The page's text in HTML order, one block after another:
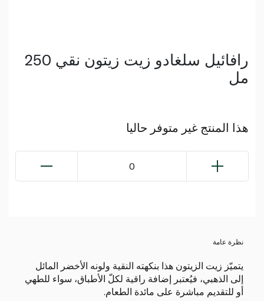
رافائيل سلغادو زيت زيتون نقي 250
مل
هذا المنتج غير متوفر حاليا
0
نظرة عامة
يتميّز زيت الزيتون هذا بنكهته النقية ولونه الأخضر المائل
إلى الذهبي، فيُعتبر إضافة راقية لكلّ الأطباق، سواء للطهي
أو للتقديم مباشرة على مائدة الطعام.